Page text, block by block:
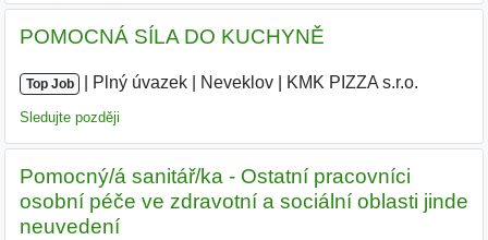
POMOCNÁ SÍLA DO KUCHYNĚ
Top Job Plný úvazek Neveklov KMK PIZZA s.r.o.
Sledujte později
Pomocný/á sanitář/ka - Ostatní pracovníci
osobní péče ve zdravotní a sociální oblasti jinde
neuvedení